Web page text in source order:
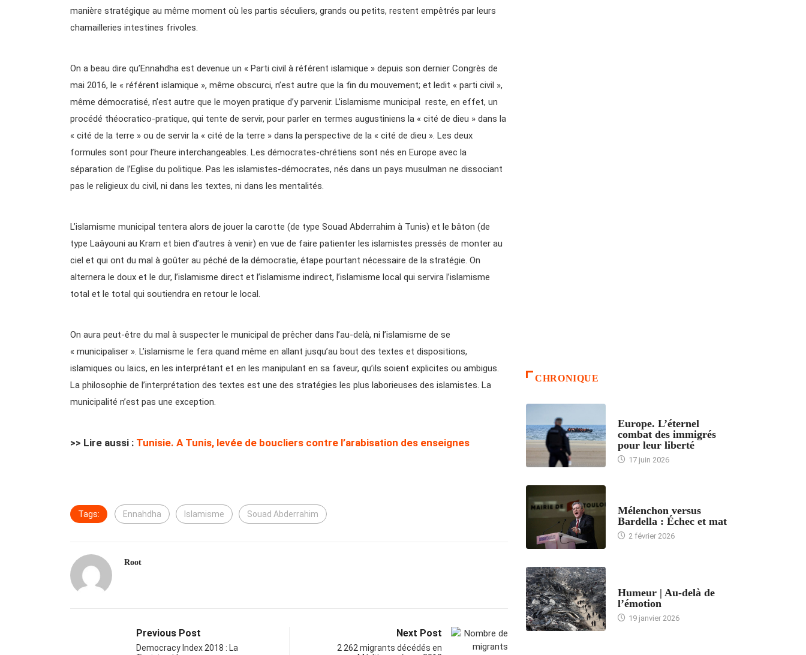
manière stratégique au même moment où les partis séculiers, grands ou petits, restent empêtrés par leurs
chamailleries intestines frivoles.
On a beau dire qu’Ennahdha est devenue un « Parti civil à référent islamique » depuis son dernier Congrès de
mai 2016, le « référent islamique », même obscurci, n’est autre que la fin du mouvement; et ledit « parti civil »,
même démocratisé, n’est autre que le moyen pratique d’y parvenir. L’islamisme municipal reste, en effet, un
procédé théocratico-pratique, qui tente de servir, pour parler en termes augustiniens la « cité de dieu » dans la
« cité de la terre » ou de servir la « cité de la terre » dans la perspective de la « cité de dieu ». Les deux
formules sont pour l’heure interchangeables. Les démocrates-chrétiens sont nés en Europe avec la
séparation de l’Eglise du politique. Pas les islamistes-démocrates, nés dans un pays musulman ne dissociant
pas le religieux du civil, ni dans les textes, ni dans les mentalités.
L’islamisme municipal tentera alors de jouer la carotte (de type Souad Abderrahim à Tunis) et le bâton (de
type Laâyouni au Kram et bien d’autres à venir) en vue de faire patienter les islamistes pressés de monter au
ciel et qui ont du mal à goûter au péché de la démocratie, étape pourtant nécessaire de la stratégie. On
alternera le doux et le dur, l’islamisme direct et l’islamisme indirect, l’islamisme local qui servira l’islamisme
total et le total qui soutiendra en retour le local.
On aura peut-être du mal à suspecter le municipal de prêcher dans l’au-delà, ni l’islamisme de se
« municipaliser ». L’islamisme le fera quand même en allant jusqu’au bout des textes et dispositions,
islamiques ou laïcs, en les interprétant et en les manipulant en sa faveur, qu’ils soient explicites ou ambigus.
La philosophie de l’interprétation des textes est une des stratégies les plus laborieuses des islamistes. La
municipalité n’est pas une exception.
>> Lire aussi : Tunisie. A Tunis, levée de boucliers contre l’arabisation des enseignes
Tags: Ennahdha Islamisme Souad Abderrahim
Root
Previous Post
Democracy Index 2018 : La
Next Post
2 262 migrants décédés en
CHRONIQUE
Europe. L’éternel
combat des immigrés
pour leur liberté
17 juin 2026
Mélenchon versus
Bardella : Échec et mat
2 février 2026
Humeur | Au-delà de
l’émotion
19 janvier 2026